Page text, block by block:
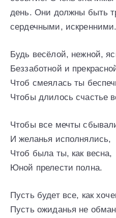
день. Они должны быть
сердечными, искренними.
Будь весёлой, нежной,
Беззаботной и
Чтоб смеялась ты
Чтобы длилось счастье
Чтобы все мечты
И желанья исполнялись,
Чтоб была ты, как весна,
Юной прелести полна.
Пусть будет все, как
Пусть ожиданья не